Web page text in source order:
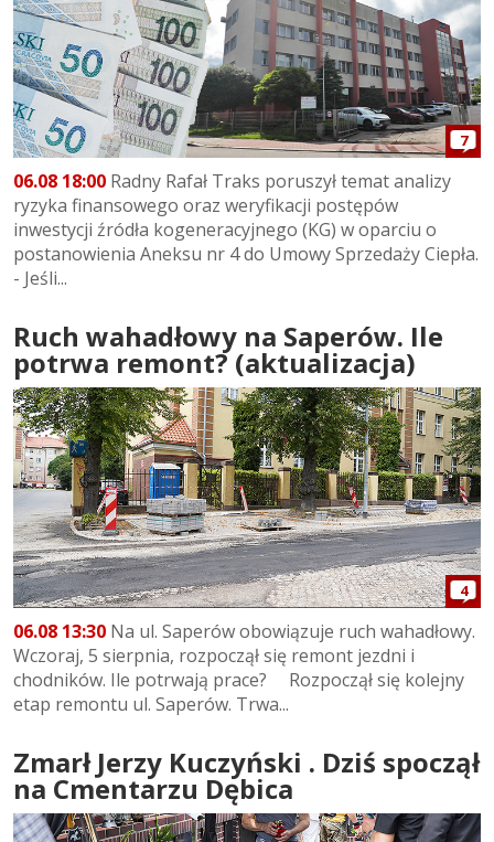
7
06.08 18:00 Radny Rafał Traks poruszył temat analizy
ryzyka finansowego oraz weryfikacji postępów
inwestycji źródła kogeneracyjnego (KG) w oparciu o
postanowienia Aneksu nr 4 do Umowy Sprzedaży Ciepła.
- Jeśli...
Ruch wahadłowy na Saperów. Ile
potrwa remont? (aktualizacja)
4
06.08 13:30 Na ul. Saperów obowiązuje ruch wahadłowy.
Wczoraj, 5 sierpnia, rozpoczął się remont jezdni i
chodników. Ile potrwają prace? Rozpoczął się kolejny
etap remontu ul. Saperów. Trwa...
Zmarł Jerzy Kuczyński . Dziś spoczął
na Cmentarzu Dębica